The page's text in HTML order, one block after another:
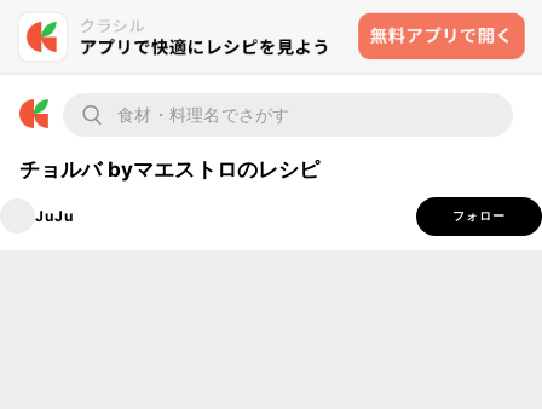
チョルバ byマエストロのレシピ
JuJu フォロー